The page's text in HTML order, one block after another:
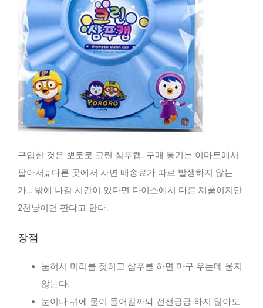
구입한 것은 뽀로로 크린 샴푸캡. 구매 동기는 이마트에서
팔아서;;; 다른 곳에서 사면 배송료가 따로 발생하지 않는
가… 밖에 나갈 시간이 있다면 다이소에서 다른 제품이지만
2천냥이면 판다고 한다.
장점
눕혀서 머리를 젖히고 샴푸를 하면 마구 우는데 울지
않는다.
눈이나 귀에 물이 들어갈까봐 전전긍긍 하지 않아도